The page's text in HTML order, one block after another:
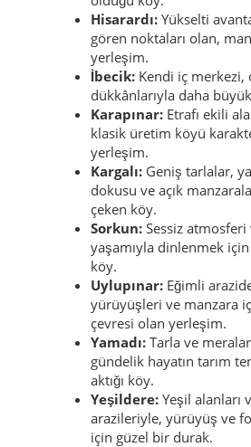
Hisarardı: Yükselti
gören noktaları olan,
yerleşim.
İbecik: Kendi iç merkezi,
dükkânlarıyla daha
Karapınar: Etrafı ekili
klasik üretim köyü
yerleşim.
Kargalı: Geniş tarlalar,
dokusu ve açık
çeken köy.
Sorkun: Sessiz atmosferi
yaşamıyla dinlenmek
köy.
Uylupınar: Eğimli
yürüyüşleri ve manzara
çevresi olan yerleşim.
Yamadı: Tarla ve
gündelik hayatın tarım
aktığı köy.
Yeşildere: Yeşil alanları
arazileriyle, yürüyüş ve
için güzel bir durak.